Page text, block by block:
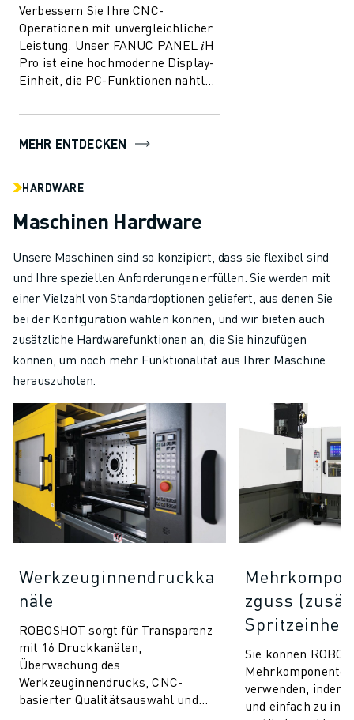
Verbessern Sie Ihre CNC-
Operationen mit unvergleichlicher
Leistung. Unser FANUC PANEL 𝑖H
Pro ist eine hochmoderne Display-
Einheit, die PC-Funktionen nahtlos
und so ...
MEHR ENTDECKEN
HARDWARE
Maschinen Hardware
Unsere Maschinen sind so konzipiert, dass sie flexibel sind
und Ihre speziellen Anforderungen erfüllen. Sie werden mit
einer Vielzahl von Standardoptionen geliefert, aus denen Sie
bei der Konfiguration wählen können, und wir bieten auch
zusätzliche Hardwarefunktionen an, die Sie hinzufügen
können, um noch mehr Funktionalität aus Ihrer Maschine
herauszuholen.
Werkzeuginnendruckka
näle
ROBOSHOT sorgt für Transparenz
mit 16 Druckkanälen,
Überwachung des
Werkzeuginnendrucks, CNC-
basierter Qualitätsauswahl und
zguss
Sie können
verwenden, indem
und einfach zu